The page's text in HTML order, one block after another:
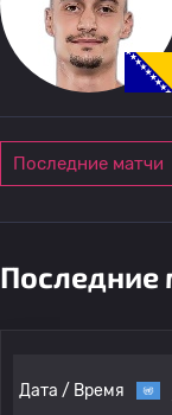
Последние матчи
Последние
Дата / Время